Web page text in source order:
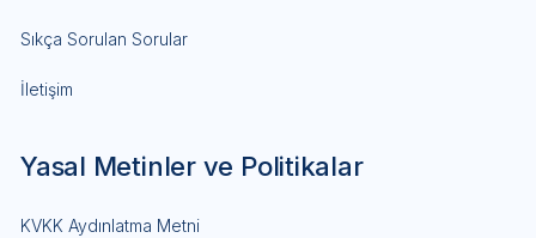
Sıkça Sorulan Sorular
İletişim
Yasal Metinler ve Politikalar
KVKK Aydınlatma Metni